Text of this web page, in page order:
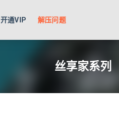
开通VIP 解压问题
丝享家系列